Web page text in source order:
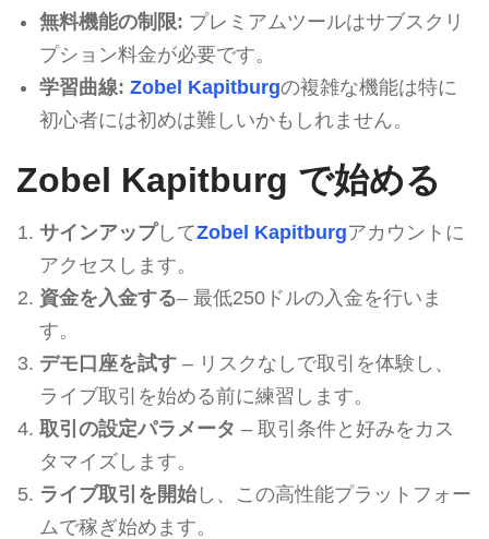
無料機能の制限: プレミアムツールはサブスクリ
プション料金が必要です。
学習曲線: Zobel Kapitburgの複雑な機能は特に
初心者には初めは難しいかもしれません。
Zobel Kapitburg で始める
サインアップしてZobel Kapitburgアカウントに
アクセスします。
資金を入金する– 最低250ドルの入金を行いま
す。
デモ口座を試す– リスクなしで取引を体験し、
ライブ取引を始める前に練習します。
取引の設定パラメータ – 取引条件と好みをカス
タマイズします。
ライブ取引を開始し、この高性能プラットフォー
ムで稼ぎ始めます。